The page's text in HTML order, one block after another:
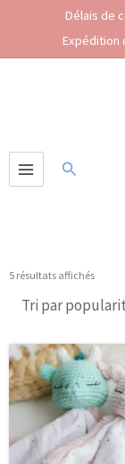
contenu
Délais de
Expédition
Rechercher
5 résultats affichésTrié
par